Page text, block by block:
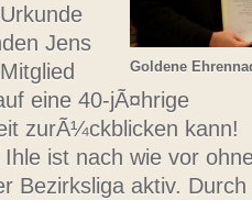
Goldene
Jens
eine 40-jÃ¤hrige
zurÃ¼ckblicken kann!
ist nach wie vor
Bezirksliga aktiv.